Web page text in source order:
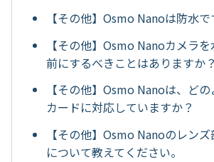
【その他】Osmo Nanoは防水で
【その他】Osmo Nanoカメラ
前にするべきことはありますか？
【その他】Osmo Nanoは、ど
カードに対応していますか？
【その他】Osmo Nanoのレン
について教えてください。